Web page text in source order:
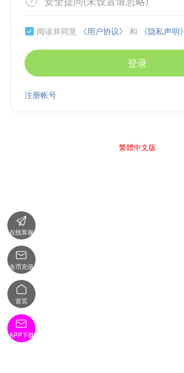
 阅读并同意 《用户协议》 和 《隐私声明》
登录
注册帐号
繁體中文版

在线客服

金币充值

首页

APP下载